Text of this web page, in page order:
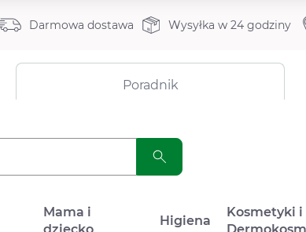
Darmowa dostawa Wysyłka w 24 godziny
Poradnik
Mama i
Higiena
Kosmetyki i